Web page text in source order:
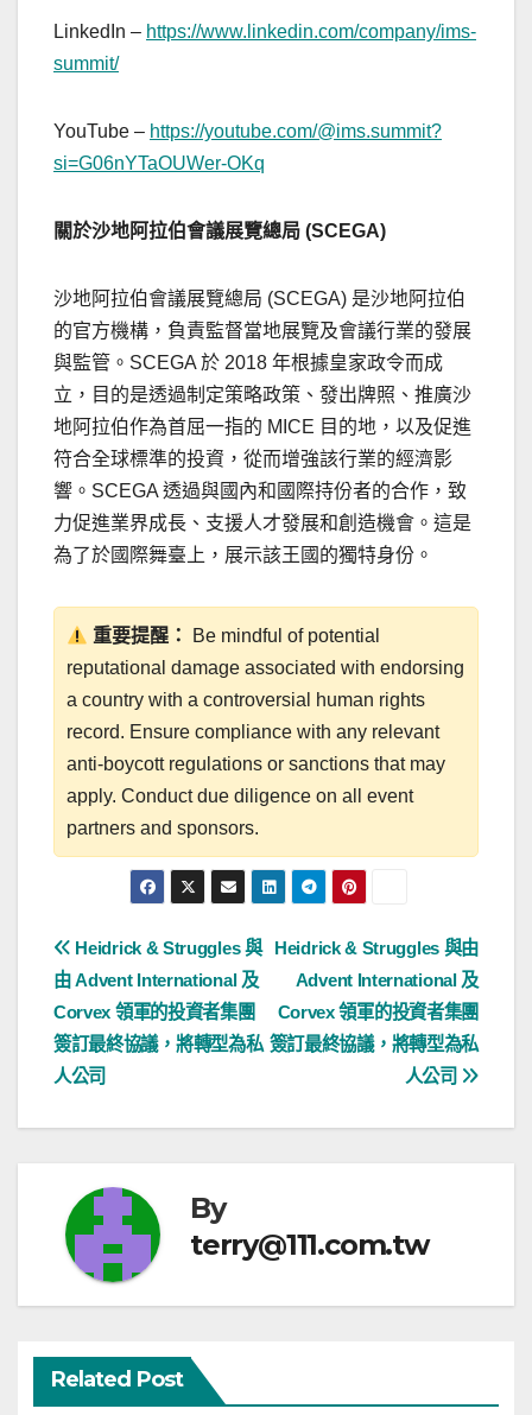
LinkedIn – https://www.linkedin.com/company/ims-
summit/
YouTube – https://youtube.com/@ims.summit?
si=G06nYTaOUWer-OKq
關於沙地阿拉伯會議展覽總局 (SCEGA)
沙地阿拉伯會議展覽總局 (SCEGA) 是沙地阿拉伯
的官方機構，負責監督當地展覽及會議行業的發展
與監管。SCEGA 於 2018 年根據皇家政令而成
立，目的是透過制定策略政策、發出牌照、推廣沙
地阿拉伯作為首屈一指的 MICE 目的地，以及促進
符合全球標準的投資，從而增強該行業的經濟影
響。SCEGA 透過與國內和國際持份者的合作，致
力促進業界成長、支援人才發展和創造機會。這是
為了於國際舞臺上，展示該王國的獨特身份。
重要提醒：
Be mindful of potential
reputational damage associated with endorsing
a country with a controversial human rights
record. Ensure compliance with any relevant
anti-boycott regulations or sanctions that may
apply. Conduct due diligence on all event
partners and sponsors.
文
章
導
覽
Heidrick & Struggles 與由
Advent International 及
Corvex 領軍的投資者集團
簽訂最終協議，將轉型為私
人公司
Heidrick & Struggles 與
由 Advent International 及
Corvex 領軍的投資者集團
簽訂最終協議，將轉型為私
人公司
By
terry@111.com.tw
Related Post